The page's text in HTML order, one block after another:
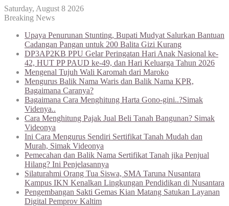
Saturday, August 8 2026
Breaking News
Upaya Penurunan Stunting, Bupati Mudyat Salurkan Bantuan
Cadangan Pangan untuk 200 Balita Gizi Kurang
DP3AP2KB PPU Gelar Peringatan Hari Anak Nasional ke-
42, HUT PP PAUD ke-49, dan Hari Keluarga Tahun 2026
Mengenal Tujuh Wali Karomah dari Maroko
Mengurus Balik Nama Waris dan Balik Nama KPR,
Bagaimana Caranya?
Bagaimana Cara Menghitung Harta Gono-gini..?Simak
Videnya..
Cara Menghitung Pajak Jual Beli Tanah Bangunan? Simak
Videonya
Ini Cara Mengurus Sendiri Sertifikat Tanah Mudah dan
Murah, Simak Videonya
Pemecahan dan Balik Nama Sertifikat Tanah jika Penjual
Hilang? Ini Penjelasannya
Silaturahmi Orang Tua Siswa, SMA Taruna Nusantara
Kampus IKN Kenalkan Lingkungan Pendidikan di Nusantara
Pengembangan Sakti Gemas Kian Matang Satukan Layanan
Digital Pemprov Kaltim